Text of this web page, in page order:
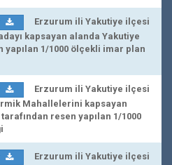
Erzurum ili Yakutiye ilçesi
kapsayan alanda Yakutiye
yapılan 1/1000 ölçekli imar plan
Erzurum ili Yakutiye ilçesi
Mahallelerini kapsayan
resen yapılan 1/1000
Erzurum ili Yakutiye ilçesi